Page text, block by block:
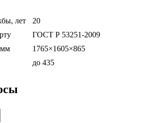
лет
20
ГОСТ Р 53251-2009
1765×1605×865
до 435